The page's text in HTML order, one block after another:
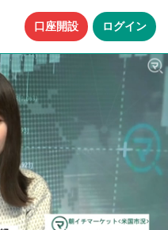
口座開設 ログイン